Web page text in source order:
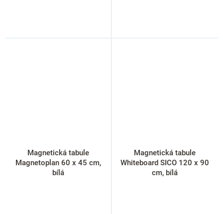
Magnetická tabule
Magnetoplan 60 x 45 cm,
bílá
Magnetická tabule
Whiteboard SICO 120 x 90
cm, bílá